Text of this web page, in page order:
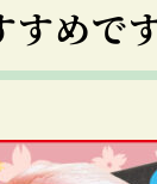
すめで